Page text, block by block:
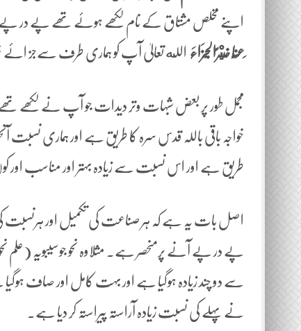
اپنے مخلص مشتاق کے نام لکھے ہوئے تھے پے در پے
َعَنَّا خَيْرًالْجَزَاءَ الله تعالیٰ آپ کو ہماری طرف سےجز
مجمل طور پر بعض شبہات وتر دیدات جو آپ نے لکھے
خواجہ باقی باللہ قدس سرہ کا طریق ہے اور ہماری
طریق ہے اور اس نسبت سے زیادہ بہتر اور مناسب اور
اصل بات یہ ہے کہ ہر صناعت کی تکمیل اور
پے در پے آنے پرمنحصر ہے۔ مثلاوہ نحو جوسیبویہ
سے دو چند زیادہ ہوگیا ہے اور بہت کامل اور صاف
نے پہلے کی نسبت زیادہ آراستہ پیراستہ کر دیا ہے۔